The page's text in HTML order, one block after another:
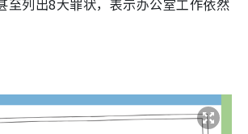
至列出8大罪状，表示办公室工作依然